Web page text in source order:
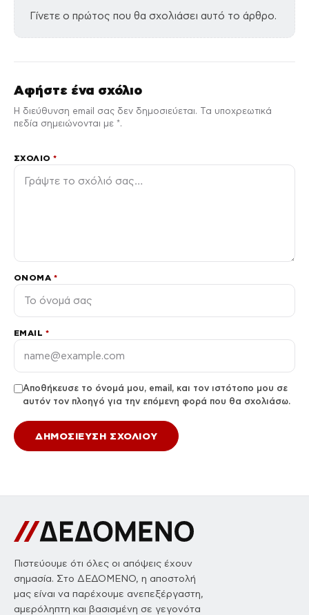
Γίνετε ο πρώτος που θα σχολιάσει αυτό το άρθρο.
Αφήστε ένα σχόλιο
Η διεύθυνση email σας δεν δημοσιεύεται. Τα υποχρεωτικά
πεδία σημειώνονται με *.
ΣΧΌΛΙΟ*
ΌΝΟΜΑ *
EMAIL *
Αποθήκευσε το όνομά μου, email, και τον ιστότοπο μου σε
αυτόν τον πλοηγό για την επόμενη φορά που θα σχολιάσω.
Πιστεύουμε ότι όλες οι απόψεις έχουν
σημασία. Στο ΔΕΔΟΜΕΝΟ, η αποστολή
μας είναι να παρέχουμε ανεπεξέργαστη,
αμερόληπτη και βασισμένη σε γεγονότα